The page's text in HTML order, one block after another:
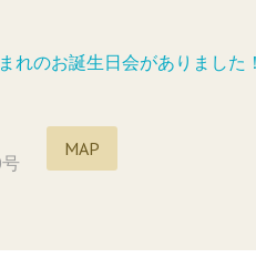
れのお誕生日会がありました
MAP